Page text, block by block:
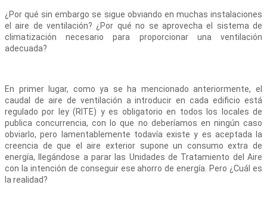
¿Por qué sin embargo se sigue obviando en muchas instalaciones
el aire de ventilación? ¿Por qué no se aprovecha el sistema de
climatización necesario para proporcionar una ventilación
adecuada?
En primer lugar, como ya se ha mencionado anteriormente, el
caudal de aire de ventilación a introducir en cada edificio está
regulado por ley (RITE) y es obligatorio en todos los locales de
publica concurrencia, con lo que no deberíamos en ningún caso
obviarlo, pero lamentablemente todavía existe y es aceptada la
creencia de que el aire exterior supone un consumo extra de
energía, llegándose a parar las Unidades de Tratamiento del Aire
con la intención de conseguir ese ahorro de energía. Pero ¿Cuál es
la realidad?